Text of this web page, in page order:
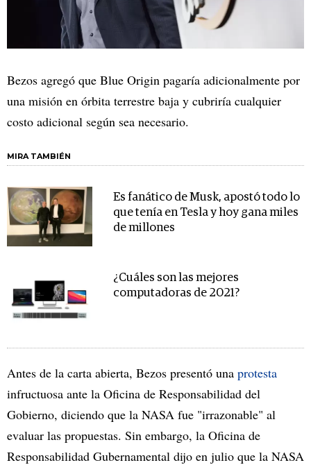
Bezos agregó que Blue Origin pagaría adicionalmente por
una misión en órbita terrestre baja y cubriría cualquier
costo adicional según sea necesario.
MIRA TAMBIÉN
Es fanático de Musk, apostó todo lo
que tenía en Tesla y hoy gana miles
de millones
¿Cuáles son las mejores
computadoras de 2021?
Antes de la carta abierta, Bezos presentó una protesta
infructuosa ante la Oficina de Responsabilidad del
Gobierno, diciendo que la NASA fue "irrazonable" al
evaluar las propuestas. Sin embargo, la Oficina de
Responsabilidad Gubernamental dijo en julio que la NASA